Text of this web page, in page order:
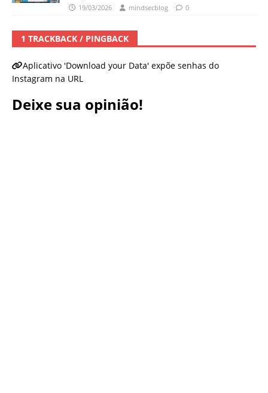
19/03/2026 mindsecblog 0
1 TRACKBACK / PINGBACK
Aplicativo 'Download your Data' expõe senhas do
Instagram na URL
Deixe sua opinião!